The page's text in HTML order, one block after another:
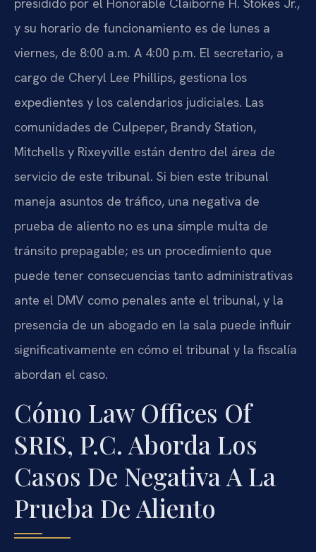
y su horario de funcionamiento es de lunes a
viernes, de 8:00 a.m. A 4:00 p.m. El secretario, a
cargo de Cheryl Lee Phillips, gestiona los
expedientes y los calendarios judiciales. Las
comunidades de Culpeper, Brandy Station,
Mitchells y Rixeyville están dentro del área de
servicio de este tribunal. Si bien este tribunal
maneja asuntos de tráfico, una negativa de
prueba de aliento no es una simple multa de
tránsito prepagable; es un procedimiento que
puede tener consecuencias tanto administrativas
ante el DMV como penales ante el tribunal, y la
presencia de un abogado en la sala puede influir
significativamente en cómo el tribunal y la fiscalía
abordan el caso.
Cómo Law Offices Of
SRIS, P.C. Aborda Los
Casos De Negativa A La
Prueba De Aliento